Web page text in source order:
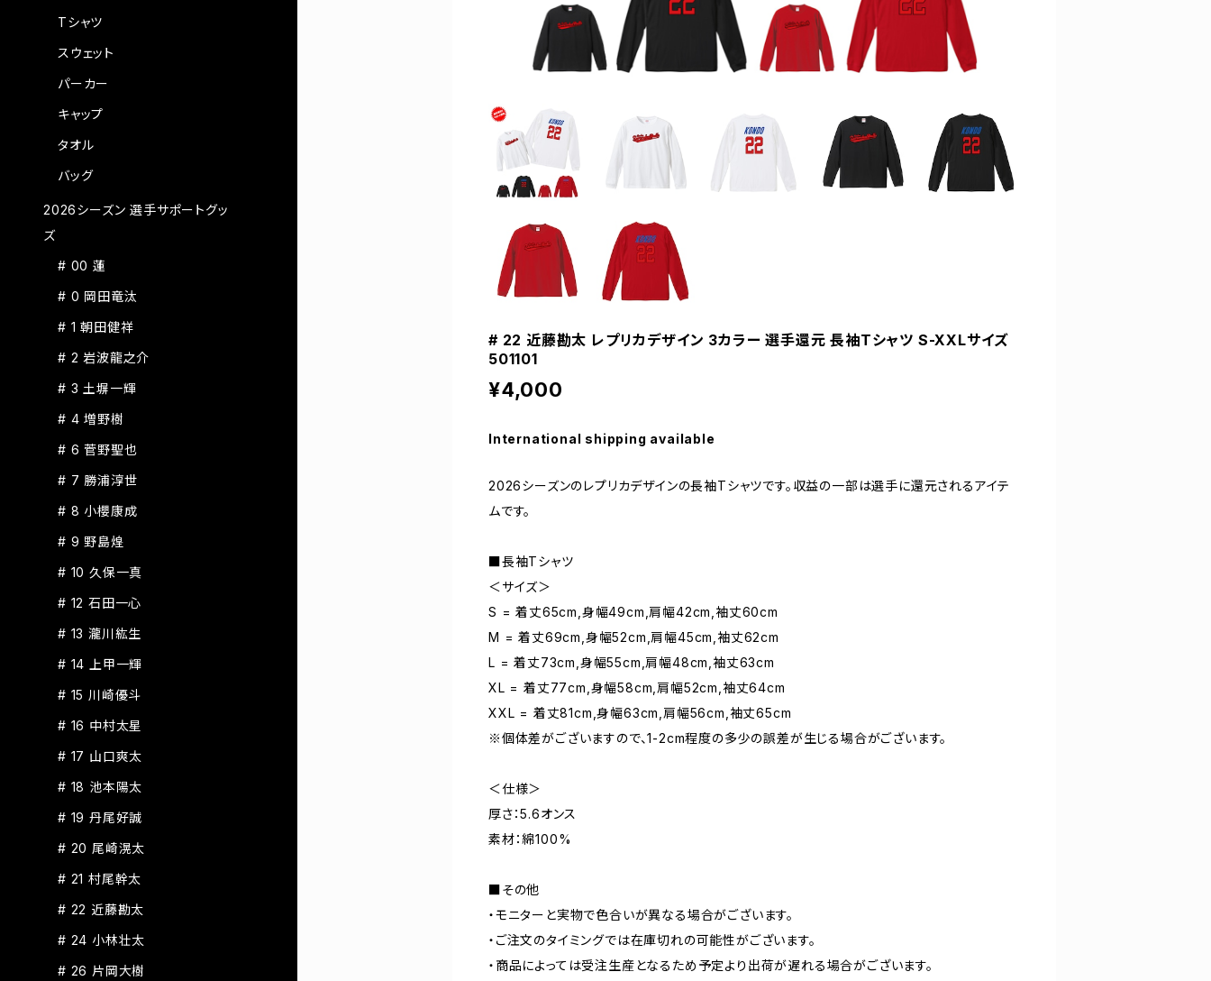
# 22 近藤勘太 レプリカデザイン 3カラー 選手還元 長袖Tシャツ S-XXLサイズ
501101
¥4,000
International shipping available
2026シーズンのレプリカデザインの長袖Tシャツです。収益の一部は選手に還元されるアイテ
ムです。
■長袖Tシャツ
＜サイズ＞
S = 着丈65cm,身幅49cm,肩幅42cm,袖丈60cm
M = 着丈69cm,身幅52cm,肩幅45cm,袖丈62cm
L = 着丈73cm,身幅55cm,肩幅48cm,袖丈63cm
XL = 着丈77cm,身幅58cm,肩幅52cm,袖丈64cm
XXL = 着丈81cm,身幅63cm,肩幅56cm,袖丈65cm
※個体差がございますので、1-2cm程度の多少の誤差が生じる場合がございます。
＜仕様＞
厚さ：5.6オンス
素材：綿100%
■その他
・モニターと実物で色合いが異なる場合がございます。
・ご注文のタイミングでは在庫切れの可能性がございます。
・商品によっては受注生産となるため予定より出荷が遅れる場合がございます。
Tシャツ
スウェット
パーカー
キャップ
タオル
バッグ
2026シーズン 選手サポートグッ
ズ
# 00 蓮
# 0 岡田竜汰
# 1 朝田健祥
# 2 岩波龍之介
# 3 土塀一輝
# 4 増野樹
# 6 菅野聖也
# 7 勝浦淳世
# 8 小櫻康成
# 9 野島煌
# 10 久保一真
# 12 石田一心
# 13 瀧川紘生
# 14 上甲一輝
# 15 川崎優斗
# 16 中村太星
# 17 山口爽太
# 18 池本陽太
# 19 丹尾好誠
# 20 尾崎滉太
# 21 村尾幹太
# 22 近藤勘太
# 24 小林壮太
# 26 片岡大樹